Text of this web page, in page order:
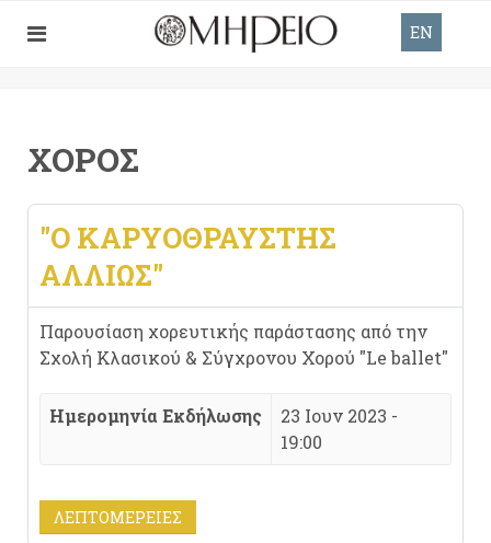
EN
ΧΟΡΌΣ
"Ο ΚΑΡΥΟΘΡΑΎΣΤΗΣ
ΑΛΛΙΏΣ"
Παρουσίαση χορευτικής παράστασης από την
Σχολή Κλασικού & Σύγχρονου Χορού "Le ballet"
Ημερομηνία Εκδήλωσης
23 Ιουν 2023 -
19:00
ΛΕΠΤΟΜΈΡΕΙΕΣ